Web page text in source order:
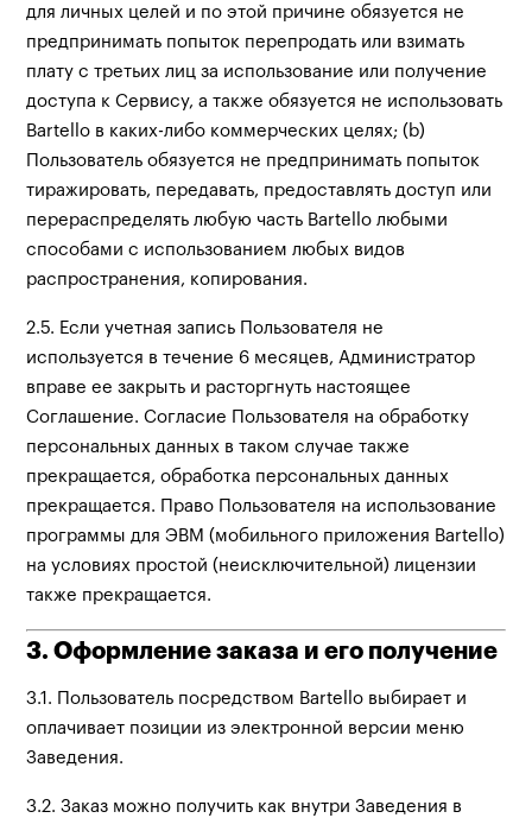
для личных целей и по этой причине обязуется не
предпринимать попыток перепродать или взимать
плату с третьих лиц за использование или получение
доступа к Сервису, а также обязуется не использовать
Bartello в каких-либо коммерческих целях; (b)
Пользователь обязуется не предпринимать попыток
тиражировать, передавать, предоставлять доступ или
перераспределять любую часть Bartello любыми
способами с использованием любых видов
распространения, копирования.
2.5. Если учетная запись Пользователя не
используется в течение 6 месяцев, Администратор
вправе ее закрыть и расторгнуть настоящее
Соглашение. Согласие Пользователя на обработку
персональных данных в таком случае также
прекращается, обработка персональных данных
прекращается. Право Пользователя на использование
программы для ЭВМ (мобильного приложения Bartello)
на условиях простой (неисключительной) лицензии
также прекращается.
3. Оформление заказа и его получение
3.1. Пользователь посредством Bartello выбирает и
оплачивает позиции из электронной версии меню
Заведения.
3.2. Заказ можно получить как внутри Заведения в